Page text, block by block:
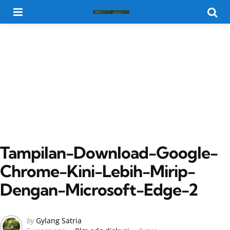
Tampilan-Download-Google-
Chrome-Kini-Lebih-Mirip-
Dengan-Microsoft-Edge-2
Posted
by Gylang Satria